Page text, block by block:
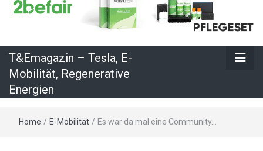
Mobilität,
Regenerative
Energien
T&Emagazin – Tesla, E-
Mobilität, Regenerative
Energien
Home / E-Mobilität / Es war da mal eine Community…